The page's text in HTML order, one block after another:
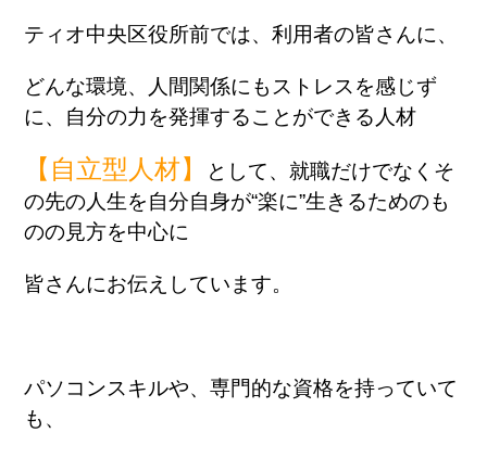
ティオ中央区役所前では、利用者の皆さんに、
どんな環境、人間関係にもストレスを感じず
に、自分の力を発揮することができる人材
【自立型人材】
として、就職だけでなくそ
の先の人生を自分自身が“楽に”生きるためのも
のの見方を中心に
皆さんにお伝えしています。
パソコンスキルや、専門的な資格を持っていて
も、